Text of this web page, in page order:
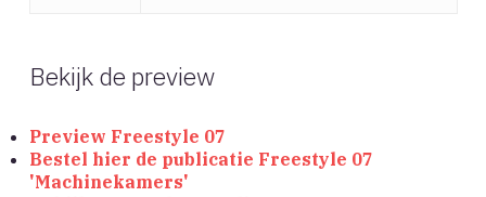
Bekijk de preview
Preview Freestyle 07
Bestel hier de publicatie Freestyle 07
'Machinekamers'